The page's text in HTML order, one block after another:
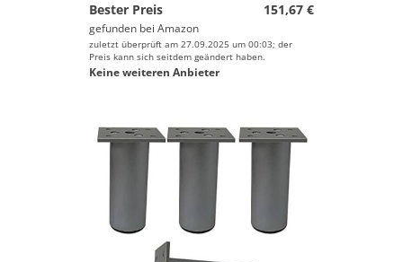
Bester Preis 151,67 €
gefunden bei Amazon
zuletzt überprüft am 27.09.2025 um 00:03; der
Preis kann sich seitdem geändert haben.
Keine weiteren Anbieter